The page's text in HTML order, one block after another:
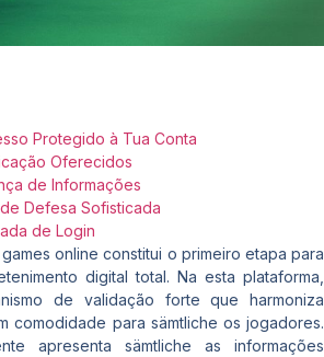
Protegido à Tua Conta
Oferecidos
de Informações
Defesa Sofisticada
de Login
online constitui o primeiro etapa para
digital total. Na esta plataforma,
de validação forte que harmoniza
comodidade para sämtliche os jogadores.
apresenta sämtliche as informações